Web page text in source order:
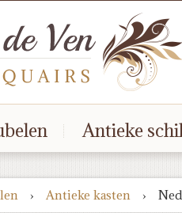
Antieke
› Antieke kasten ›